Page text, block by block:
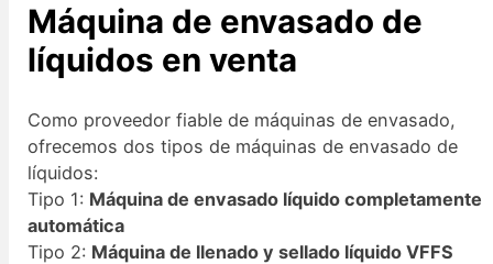
Máquina de envasado de
líquidos en venta
Como proveedor fiable de máquinas de envasado,
ofrecemos dos tipos de máquinas de envasado de
líquidos:
Tipo 1: Máquina de envasado líquido completamente
automática
Tipo 2: Máquina de llenado y sellado líquido VFFS